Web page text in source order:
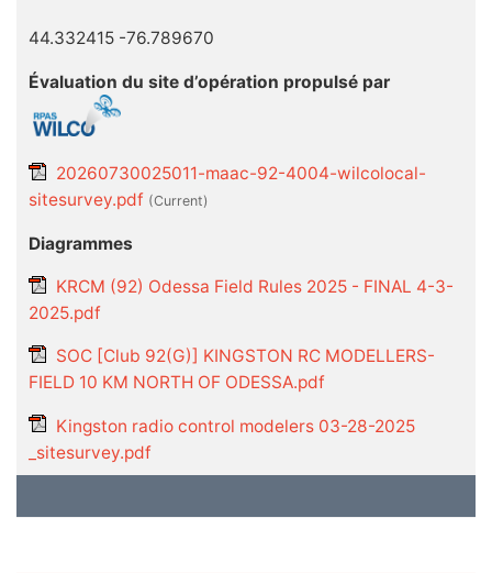
44.332415 -76.789670
Évaluation du site d’opération propulsé par
20260730025011-maac-92-4004-wilcolocal-
sitesurvey.pdf (current)
Diagrammes
KRCM (92) Odessa Field Rules 2025 - FINAL 4-3-
2025.pdf
SOC [Club 92(G)] KINGSTON RC MODELLERS-
FIELD 10 KM NORTH OF ODESSA.pdf
Kingston radio control modelers 03-28-2025
_sitesurvey.pdf